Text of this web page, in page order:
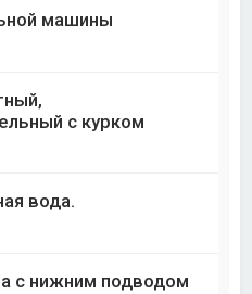
машины
с курком
вода.
с нижним подводом